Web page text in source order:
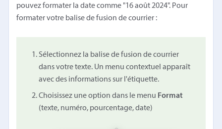
pouvez formater la date comme "16 août 2024". Pour
formater votre balise de fusion de courrier :
Sélectionnez la balise de fusion de courrier
dans votre texte. Un menu contextuel apparaît
avec des informations sur l'étiquette.
Choisissez une option dans le menu Format
(texte, numéro, pourcentage, date)